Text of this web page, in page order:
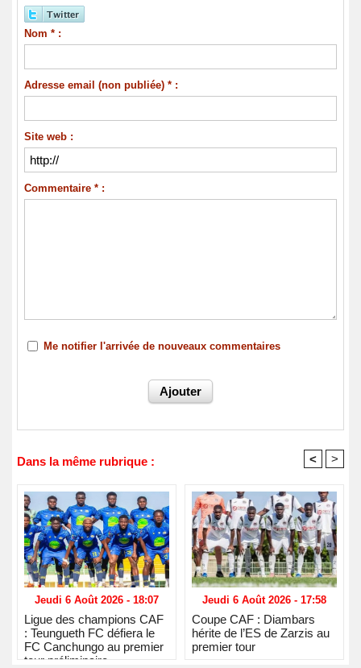
Nom * :
Adresse email (non publiée) * :
Site web :
Commentaire * :
Me notifier l'arrivée de nouveaux commentaires
Dans la même rubrique : < >
Jeudi 6 Août 2026 - 18:07
Ligue des champions CAF
: Teungueth FC défiera le
FC Canchungo au premier
tour préliminaire
Jeudi 6 Août 2026 - 17:58
Coupe CAF : Diambars
hérite de l’ES de Zarzis au
premier tour